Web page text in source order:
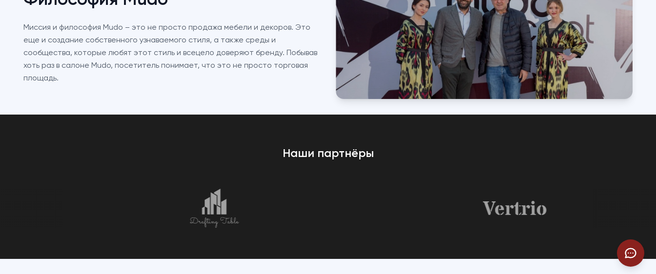
Миссия и философия Mudo – это не просто продажа мебели и декоров. Это
еще и создание собственного узнаваемого стиля, а также среды и
сообщества, которые любят этот стиль и всецело доверяют бренду. Побывав
хоть раз в салоне Mudo, посетитель понимает, что это не просто торговая
площадь.
Наши партнёры